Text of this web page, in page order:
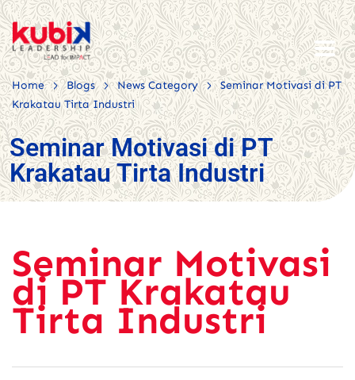
Home > Blogs > News Category >
Seminar Motivasi di PT
Krakatau Tirta Industri
Seminar Motivasi di PT
Krakatau Tirta Industri
Seminar Motivasi
di PT Krakatau
Tirta Industri